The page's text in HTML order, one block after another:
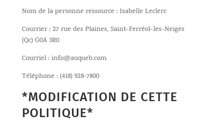
Nom de la personne ressource : Isabelle Leclerc
Courrier : 27 rue des Plaines, Saint-Ferréol-les-Neiges
(Qc) G0A 3R0
Courriel : info@auqueb.com
Téléphone : (418) 928-7800
*MODIFICATION DE CETTE
POLITIQUE*